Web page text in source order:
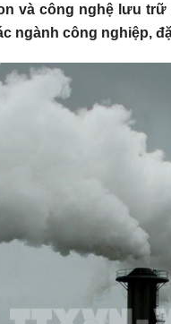
và công nghệ lưu
ngành công nghiệp,